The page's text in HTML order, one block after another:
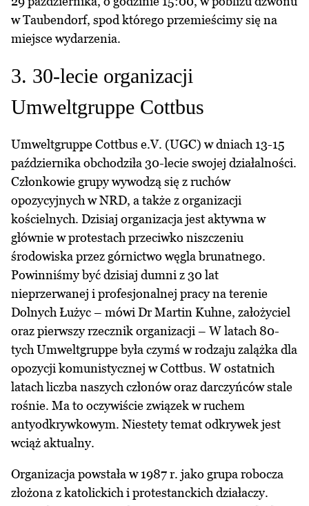
w Taubendorf, spod którego przemieścimy się na
miejsce wydarzenia.
3. 30-lecie organizacji
Umweltgruppe Cottbus
Umweltgruppe Cottbus e.V. (UGC) w dniach 13-15
października obchodziła 30-lecie swojej działalności.
Członkowie grupy wywodzą się z ruchów
opozycyjnych w NRD, a także z organizacji
kościelnych. Dzisiaj organizacja jest aktywna w
głównie w protestach przeciwko niszczeniu
środowiska przez górnictwo węgla brunatnego.
Powinniśmy być dzisiaj dumni z 30 lat
nieprzerwanej i profesjonalnej pracy na terenie
Dolnych Łużyc – mówi Dr Martin Kuhne, założyciel
oraz pierwszy rzecznik organizacji – W latach 80-
tych Umweltgruppe była czymś w rodzaju zalążka dla
opozycji komunistycznej w Cottbus. W ostatnich
latach liczba naszych członów oraz darczyńców stale
rośnie. Ma to oczywiście związek w ruchem
antyodkrywkowym. Niestety temat odkrywek jest
wciąż aktualny.
Organizacja powstała w 1987 r. jako grupa robocza
złożona z katolickich i protestanckich działaczy.